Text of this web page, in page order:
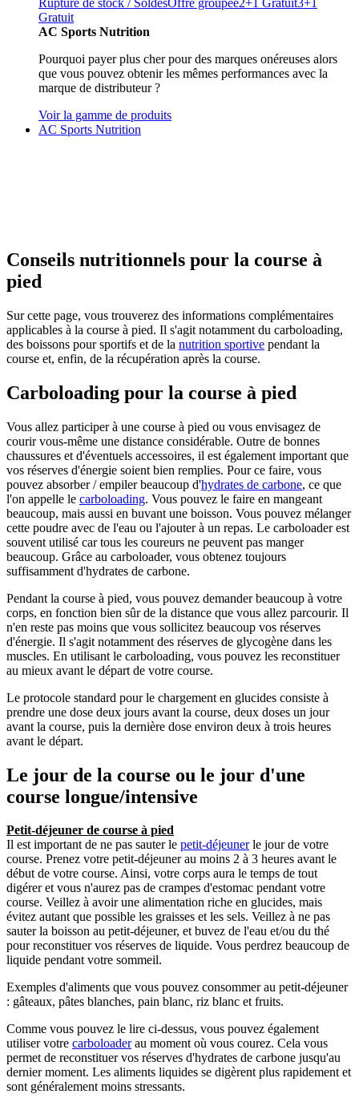
Rupture de stock / SoldesOffre groupée2+1 Gratuit3+1
Gratuit
AC Sports Nutrition
Pourquoi payer plus cher pour des marques onéreuses alors
que vous pouvez obtenir les mêmes performances avec la
marque de distributeur ?
Voir la gamme de produits
AC Sports Nutrition
Conseils nutritionnels pour la course à
pied
Sur cette page, vous trouverez des informations complémentaires
applicables à la course à pied. Il s'agit notamment du carboloading,
des boissons pour sportifs et de la nutrition sportive pendant la
course et, enfin, de la récupération après la course.
Carboloading pour la course à pied
Vous allez participer à une course à pied ou vous envisagez de
courir vous-même une distance considérable. Outre de bonnes
chaussures et d'éventuels accessoires, il est également important que
vos réserves d'énergie soient bien remplies. Pour ce faire, vous
pouvez absorber / empiler beaucoup d'hydrates de carbone, ce que
l'on appelle le carboloading. Vous pouvez le faire en mangeant
beaucoup, mais aussi en buvant une boisson. Vous pouvez mélanger
cette poudre avec de l'eau ou l'ajouter à un repas. Le carboloader est
souvent utilisé car tous les coureurs ne peuvent pas manger
beaucoup. Grâce au carboloader, vous obtenez toujours
suffisamment d'hydrates de carbone.
Pendant la course à pied, vous pouvez demander beaucoup à votre
corps, en fonction bien sûr de la distance que vous allez parcourir. Il
n'en reste pas moins que vous sollicitez beaucoup vos réserves
d'énergie. Il s'agit notamment des réserves de glycogène dans les
muscles. En utilisant le carboloading, vous pouvez les reconstituer
au mieux avant le départ de votre course.
Le protocole standard pour le chargement en glucides consiste à
prendre une dose deux jours avant la course, deux doses un jour
avant la course, puis la dernière dose environ deux à trois heures
avant le départ.
Le jour de la course ou le jour d'une
course longue/intensive
Petit-déjeuner de course à pied
Il est important de ne pas sauter le petit-déjeunerle jour de votre
course. Prenez votre petit-déjeuner au moins 2 à 3 heures avant le
début de votre course. Ainsi, votre corps aura le temps de tout
digérer et vous n'aurez pas de crampes d'estomac pendant votre
course. Veillez à avoir une alimentation riche en glucides, mais
évitez autant que possible les graisses et les sels. Veillez à ne pas
sauter la boisson au petit-déjeuner, et buvez de l'eau et/ou du thé
pour reconstituer vos réserves de liquide. Vous perdrez beaucoup de
liquide pendant votre sommeil.
Exemples d'aliments que vous pouvez consommer au petit-déjeuner
: gâteaux, pâtes blanches, pain blanc, riz blanc et fruits.
Comme vous pouvez le lire ci-dessus, vous pouvez également
utiliser votre carboloaderau moment où vous courez. Cela vous
permet de reconstituer vos réserves d'hydrates de carbone jusqu'au
dernier moment. Les aliments liquides se digèrent plus rapidement et
sont généralement moins stressants.